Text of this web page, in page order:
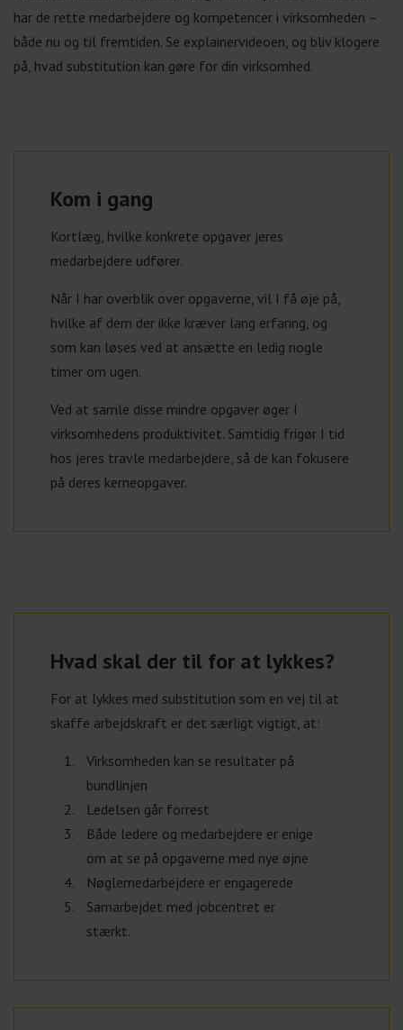
har de rette medarbejdere og kompetencer i virksomheden –
både nu og til fremtiden. Se explainervideoen, og bliv klogere
på, hvad substitution kan gøre for din virksomhed.
Kom i gang
Kortlæg, hvilke konkrete opgaver jeres
medarbejdere udfører.
Når I har overblik over opgaverne, vil I få øje på,
hvilke af dem der ikke kræver lang erfaring, og
som kan løses ved at ansætte en ledig nogle
timer om ugen.
Ved at samle disse mindre opgaver øger I
virksomhedens produktivitet. Samtidig frigør I tid
hos jeres travle medarbejdere, så de kan fokusere
på deres kerneopgaver.
Hvad skal der til for at lykkes?
For at lykkes med substitution som en vej til at
skaffe arbejdskraft er det særligt vigtigt, at:
Virksomheden kan se resultater på
bundlinjen
Ledelsen går forrest
Både ledere og medarbejdere er enige
om at se på opgaverne med nye øjne
Nøglemedarbejdere er engagerede
Samarbejdet med jobcentret er
stærkt.